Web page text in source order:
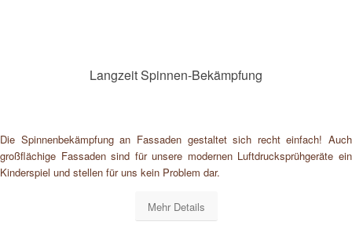
Langzeit Spinnen-Bekämpfung
Die Spinnenbekämpfung an Fassaden gestaltet sich recht einfach! Auch
großflächige Fassaden sind für unsere modernen Luftdrucksprühgeräte ein
Kinderspiel und stellen für uns kein Problem dar.
Mehr Details